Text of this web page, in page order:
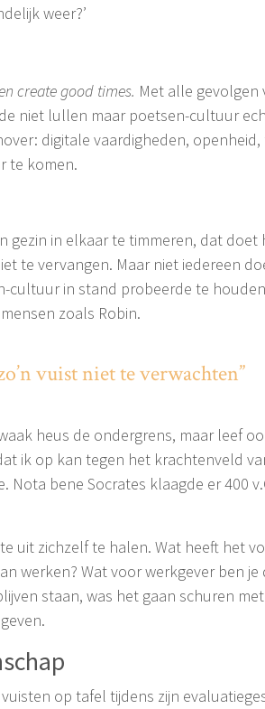
weer?’
create good times. Met alle gevolgen
niet lullen maar poetsen-cultuur
digitale vaardigheden,
te komen.
gezin in elkaar te timmeren, dat
te vervangen. Maar niet iedereen
cultuur in stand probeerde te
zoals Robin.
vuist niet te verwachten”
heus de ondergrens, maar leef
ik op kan tegen het krachtenveld
bene Socrates klaagde er 400
uit zichzelf te halen. Wat heeft het
werken? Wat voor werkgever ben
staan, was het gaan schuren
op tafel tijdens zijn